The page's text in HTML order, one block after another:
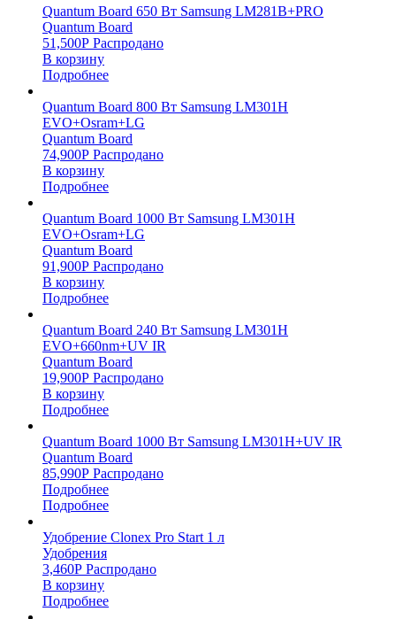
Quantum Board 650 Вт Samsung LM281B+PRO
Quantum Board
51,500Р Распродано
В корзину
Подробнее
Quantum Board 800 Вт Samsung LM301H
EVO+Osram+LG
Quantum Board
74,900Р Распродано
В корзину
Подробнее
Quantum Board 1000 Вт Samsung LM301H
EVO+Osram+LG
Quantum Board
91,900Р Распродано
В корзину
Подробнее
Quantum Board 240 Вт Samsung LM301H
EVO+660nm+UV IR
Quantum Board
19,900Р Распродано
В корзину
Подробнее
Quantum Board 1000 Вт Samsung LM301H+UV IR
Quantum Board
85,990Р Распродано
Подробнее
Подробнее
Удобрение Clonex Pro Start 1 л
Удобрения
3,460Р Распродано
В корзину
Подробнее